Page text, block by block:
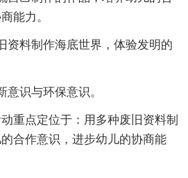
能力。
资料制作海底世界，体验发明的
意识与环保意识。
重点定位于：用多种废旧资料制
合作意识，进步幼儿的协商能